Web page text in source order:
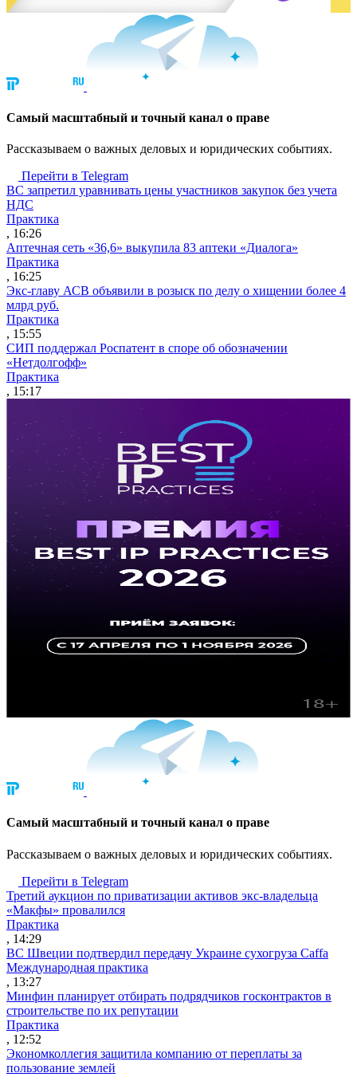
Cамый масштабный и точный канал о праве
Рассказываем о важных деловых и юридических событиях.
Перейти в Telegram
ВС запретил уравнивать цены участников закупок без учета
НДС
Практика
, 16:26
Аптечная сеть «36,6» выкупила 83 аптеки «Диалога»
Практика
, 16:25
Экс-главу АСВ объявили в розыск по делу о хищении более 4
млрд руб.
Практика
, 15:55
СИП поддержал Роспатент в споре об обозначении
«Нетдолгофф»
Практика
, 15:17
Cамый масштабный и точный канал о праве
Рассказываем о важных деловых и юридических событиях.
Перейти в Telegram
Третий аукцион по приватизации активов экс-владельца
«Макфы» провалился
Практика
, 14:29
ВС Швеции подтвердил передачу Украине сухогруза Caffa
Международная практика
, 13:27
Минфин планирует отбирать подрядчиков госконтрактов в
строительстве по их репутации
Практика
, 12:52
Экономколлегия защитила компанию от переплаты за
пользование землей